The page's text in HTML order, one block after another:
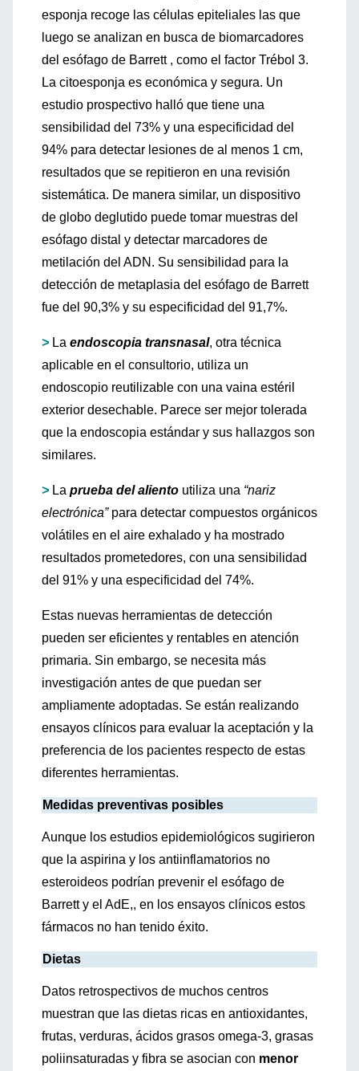
esponja recoge las células epiteliales las que
luego se analizan en busca de biomarcadores
del esófago de Barrett , como el factor Trébol 3.
La citoesponja es económica y segura. Un
estudio prospectivo halló que tiene una
sensibilidad del 73% y una especificidad del
94% para detectar lesiones de al menos 1 cm,
resultados que se repitieron en una revisión
sistemática. De manera similar, un dispositivo
de globo deglutido puede tomar muestras del
esófago distal y detectar marcadores de
metilación del ADN. Su sensibilidad para la
detección de metaplasia del esófago de Barrett
fue del 90,3% y su especificidad del 91,7%.
> La endoscopia transnasal, otra técnica
aplicable en el consultorio, utiliza un
endoscopio reutilizable con una vaina estéril
exterior desechable. Parece ser mejor tolerada
que la endoscopia estándar y sus hallazgos son
similares.
> La prueba del aliento utiliza una “nariz
electrónica” para detectar compuestos orgánicos
volátiles en el aire exhalado y ha mostrado
resultados prometedores, con una sensibilidad
del 91% y una especificidad del 74%.
Estas nuevas herramientas de detección
pueden ser eficientes y rentables en atención
primaria. Sin embargo, se necesita más
investigación antes de que puedan ser
ampliamente adoptadas. Se están realizando
ensayos clínicos para evaluar la aceptación y la
preferencia de los pacientes respecto de estas
diferentes herramientas.
Medidas preventivas posibles
Aunque los estudios epidemiológicos sugirieron
que la aspirina y los antiinflamatorios no
esteroideos podrían prevenir el esófago de
Barrett y el AdE,, en los ensayos clínicos estos
fármacos no han tenido éxito.
Dietas
Datos retrospectivos de muchos centros
muestran que las dietas ricas en antioxidantes,
frutas, verduras, ácidos grasos omega-3, grasas
poliinsaturadas y fibra se asocian con menor